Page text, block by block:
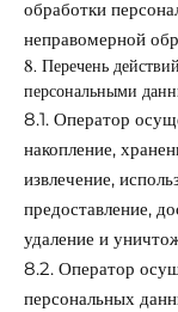
обработки
неправомерной
8. Перечень
персональными
8.1. Оператор
накопление,
извлечение,
предоставление,
удаление и
8.2. Оператор
персональных